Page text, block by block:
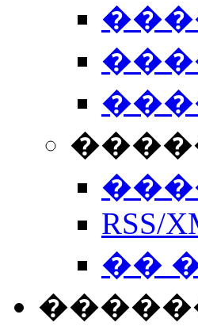
RSS/
��